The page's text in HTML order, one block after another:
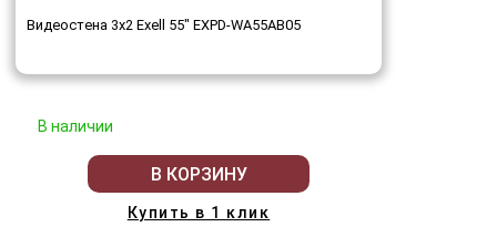
Видеостена 3x2 Exell 55" EXPD-WA55AB05
В наличии
В КОРЗИНУ
Купить в 1 клик